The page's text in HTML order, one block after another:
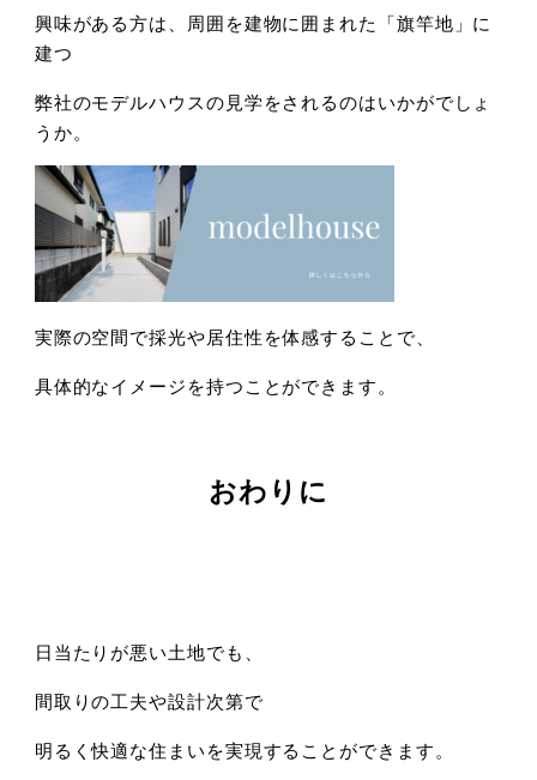
興味がある方は、周囲を建物に囲まれた「旗竿地」に
建つ
弊社のモデルハウスの見学をされるのはいかがでしょ
うか。
実際の空間で採光や居住性を体感することで、
具体的なイメージを持つことができます。
おわりに
日当たりが悪い土地でも、
間取りの工夫や設計次第で
明るく快適な住まいを実現することができます。